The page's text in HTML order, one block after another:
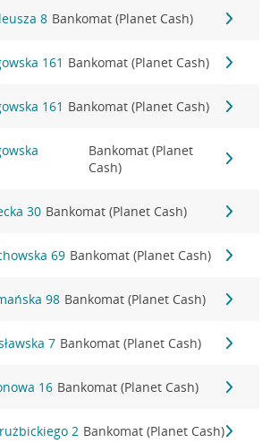
8 Bankomat (Planet Cash)
161 Bankomat (Planet Cash)
161 Bankomat (Planet Cash)
Bankomat (Planet
Cash)
30 Bankomat (Planet Cash)
69 Bankomat (Planet Cash)
98 Bankomat (Planet Cash)
7 Bankomat (Planet Cash)
16 Bankomat (Planet Cash)
2 Bankomat (Planet Cash)